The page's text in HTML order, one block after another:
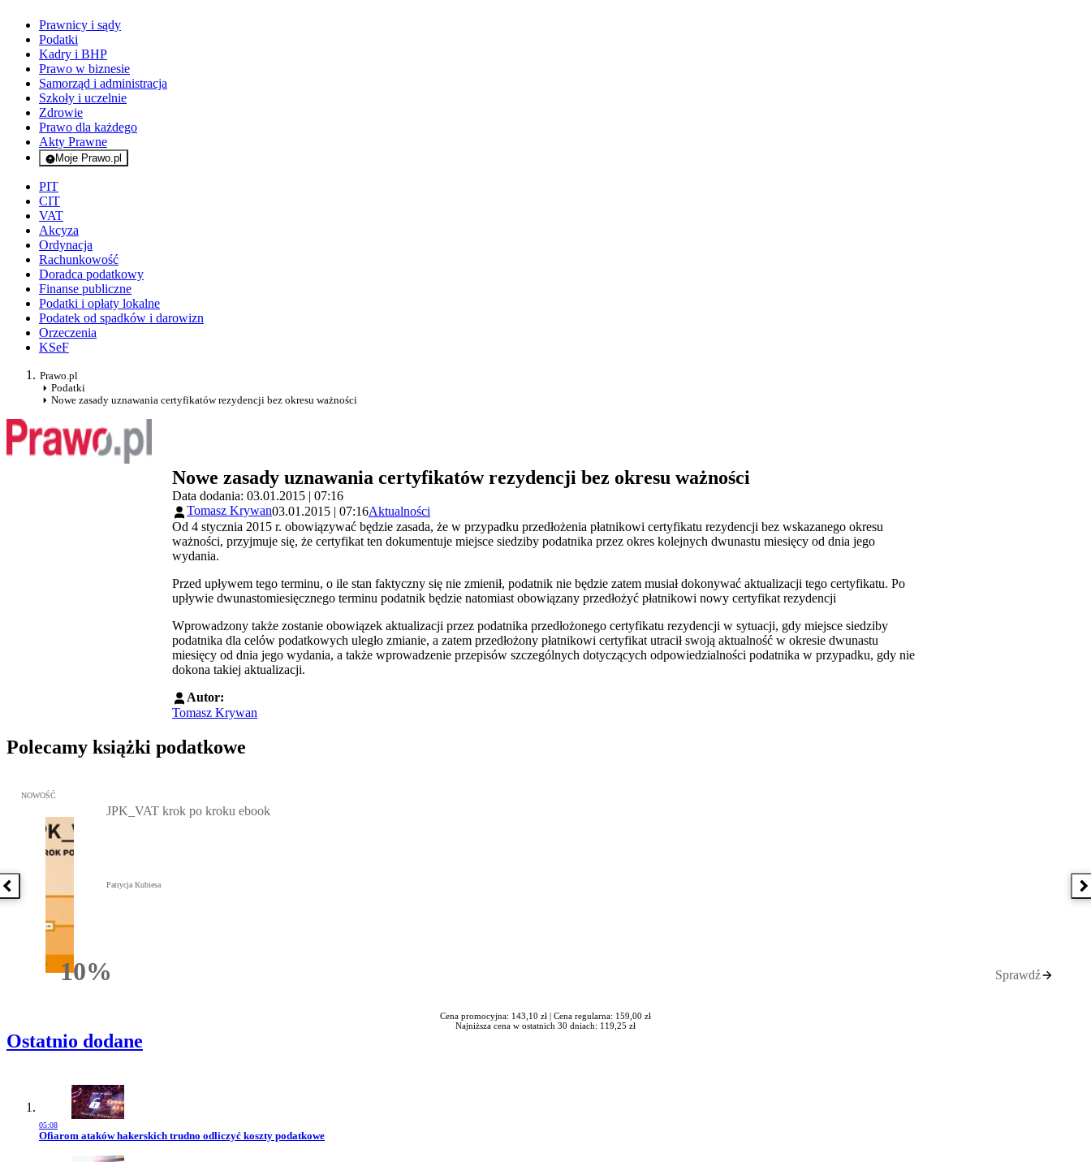
Prawnicy i sądy
Podatki
Kadry i BHP
Prawo w biznesie
Samorząd i administracja
Szkoły i uczelnie
Zdrowie
Prawo dla każdego
Akty Prawne
Moje Prawo.pl
- rejestracja i logowanie do serwisu
PIT
CIT
VAT
Akcyza
Ordynacja
Rachunkowość
Doradca podatkowy
Finanse publiczne
Podatki i opłaty lokalne
Podatek od spadków i darowizn
Orzeczenia
KSeF
Prawo.pl
Podatki
Nowe zasady uznawania certyfikatów rezydencji bez okresu ważności
Nowe zasady uznawania certyfikatów rezydencji bez okresu ważności
Data dodania: 03.01.2015 | 07:16
Tomasz Krywan03.01.2015 | 07:16Aktualności
Od 4 stycznia 2015 r. obowiązywać będzie zasada, że w przypadku przedłożenia płatnikowi certyfikatu rezydencji bez wskazanego okresu
ważności, przyjmuje się, że certyfikat ten dokumentuje miejsce siedziby podatnika przez okres kolejnych dwunastu miesięcy od dnia jego
wydania.
Przed upływem tego terminu, o ile stan faktyczny się nie zmienił, podatnik nie będzie zatem musiał dokonywać aktualizacji tego certyfikatu. Po
upływie dwunastomiesięcznego terminu podatnik będzie natomiast obowiązany przedłożyć płatnikowi nowy certyfikat rezydencji
Wprowadzony także zostanie obowiązek aktualizacji przez podatnika przedłożonego certyfikatu rezydencji w sytuacji, gdy miejsce siedziby
podatnika dla celów podatkowych uległo zmianie, a zatem przedłożony płatnikowi certyfikat utracił swoją aktualność w okresie dwunastu
miesięcy od dnia jego wydania, a także wprowadzenie przepisów szczególnych dotyczących odpowiedzialności podatnika w przypadku, gdy nie
dokona takiej aktualizacji.
Autor:
Tomasz Krywan
Polecamy książki podatkowe
Poprzednia książka
Przejdź do: JPK_VAT krok po kroku ebook, Patrycja Kubiesa - otwiera się w nowym oknie
NOWOŚĆ
10%Rabatu
JPK_VAT krok po kroku ebook
Patrycja Kubiesa
Sprawdź
Cena promocyjna: 143,10 zł | Cena regularna: 159,00 zł
Najniższa cena w ostatnich 30 dniach: 119,25 zł
Ostatnio dodane
05:08
Przejdź do artykułu:
Ofiarom ataków hakerskich trudno odliczyć koszty podatkowe